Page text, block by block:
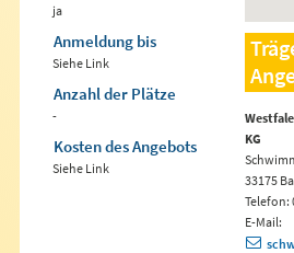
ja
Anmeldung bis
Siehe Link
Anzahl der Plätze
-
Kosten des Angebots
Siehe Link
KG
33175
Telefon:
E-Mail: